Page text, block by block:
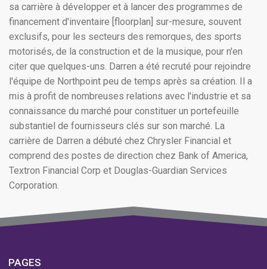
sa carrière à développer et à lancer des programmes de
financement d'inventaire [floorplan] sur-mesure, souvent
exclusifs, pour les secteurs des remorques, des sports
motorisés, de la construction et de la musique, pour n'en
citer que quelques-uns. Darren a été recruté pour rejoindre
l'équipe de Northpoint peu de temps après sa création. Il a
mis à profit de nombreuses relations avec l'industrie et sa
connaissance du marché pour constituer un portefeuille
substantiel de fournisseurs clés sur son marché. La
carrière de Darren a débuté chez Chrysler Financial et
comprend des postes de direction chez Bank of America,
Textron Financial Corp et Douglas-Guardian Services
Corporation.
PAGES